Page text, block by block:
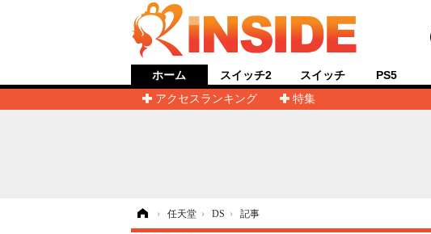
ホーム
アクセスランキング
特集
スイッチ2 スイッチ PS5
› 任天堂 › DS › 記事